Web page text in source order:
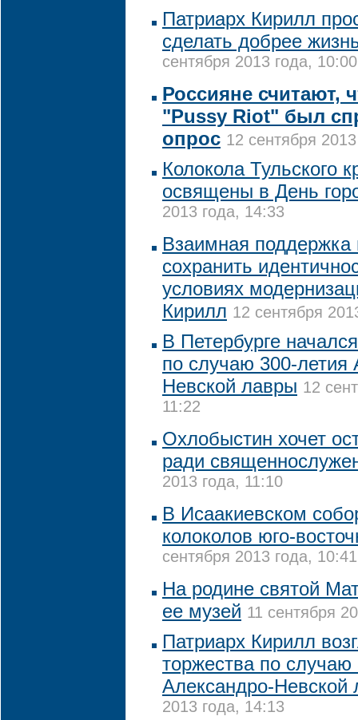
Патриарх Кирилл
сделать добрее
сентября 2013 года, 10:00
Россияне считают,
"Pussy Riot" был
опрос 12 сентября
Колокола Тульского
освящены в День
2013 года, 14:33
Взаимная поддержка
сохранить
условиях
Кирилл 12 сентября
В Петербурге
по случаю 300-летия
Невской лавры 12
11:22
Охлобыстин хочет
ради
2013 года, 11:10
В Исаакиевском
колоколов юго-
сентября 2013 года, 10:41
На родине святой
ее музей 11 сентября
Патриарх Кирилл
торжества по случаю
Александро-Невской
2013 года, 14:13